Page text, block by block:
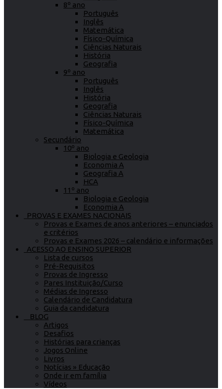
8º ano
Português
Inglês
Matemática
Físico-Química
Ciências Naturais
História
Geografia
9º ano
Português
Inglês
História
Geografia
Ciências Naturais
Físico-Química
Matemática
Secundário
10º ano
Biologia e Geologia
Economia A
Geografia A
HCA
11º ano
Biologia e Geologia
Economia A
PROVAS E EXAMES NACIONAIS
Provas e Exames de anos anteriores – enunciados
e critérios
Provas e Exames 2026 – calendário e informações
ACESSO AO ENSINO SUPERIOR
Lista de cursos
Pré-Requisitos
Provas de Ingresso
Pares Instituição/Curso
Médias de Ingresso
Calendário de Candidatura
Guia da candidatura
BLOG
Artigos
Desafios
Histórias para crianças
Jogos Online
Livros
Notícias » Educação
Onde ir em família
Vídeos